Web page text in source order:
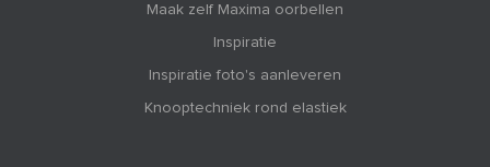
Maak zelf Maxima oorbellen
Inspiratie
Inspiratie foto's aanleveren
Knooptechniek rond elastiek